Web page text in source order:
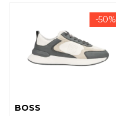
-50%
BOSS